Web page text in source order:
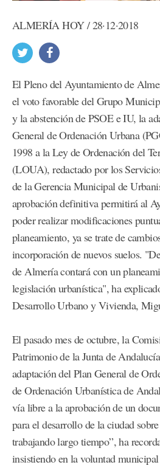
ALMERÍA HOY / 28·12·2018
El Pleno del Ayuntamiento de
el voto favorable del Grupo
y la abstención de PSOE e IU, la
General de Ordenación Urbana
1998 a la Ley de Ordenación del
(LOUA), redactado por los
de la Gerencia Municipal de
aprobación definitiva permitirá al
poder realizar modificaciones
planeamiento, ya se trate de
incorporación de nuevos suelos.
de Almería contará con un
legislación urbanística", ha
Desarrollo Urbano y Vivienda,
El pasado mes de octubre, la
Patrimonio de la Junta de
adaptación del Plan General de
de Ordenación Urbanística de
vía libre a la aprobación de un
para el desarrollo de la ciudad
trabajando largo tiempo”, ha
insistiendo en la voluntad